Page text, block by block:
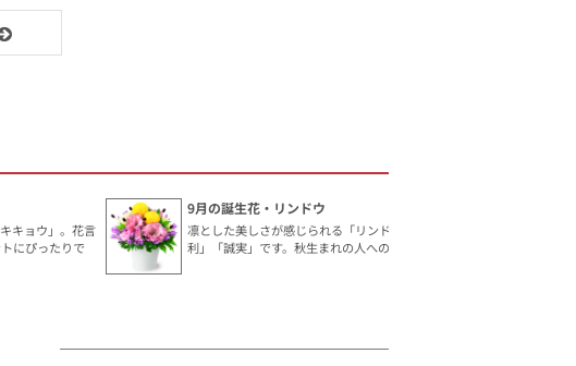
キョウ」。花言
にぴったりで
9月の誕生花・リンドウ
凛とした美しさが感じられる「リンドウ」。花言葉は「勝
利」「誠実」です。秋生まれの人へのギフトにおすすめ。